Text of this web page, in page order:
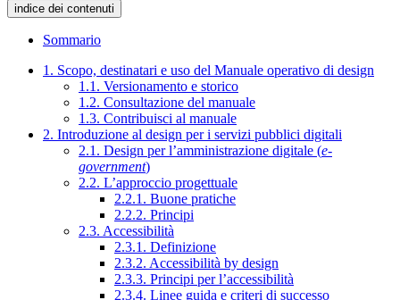
indice dei contenuti
Sommario
1. Scopo, destinatari e uso del Manuale operativo di design
1.1. Versionamento e storico
1.2. Consultazione del manuale
1.3. Contribuisci al manuale
2. Introduzione al design per i servizi pubblici digitali
2.1. Design per l’amministrazione digitale (e-
government)
2.2. L’approccio progettuale
2.2.1. Buone pratiche
2.2.2. Principi
2.3. Accessibilità
2.3.1. Definizione
2.3.2. Accessibilità by design
2.3.3. Principi per l’accessibilità
2.3.4. Linee guida e criteri di successo